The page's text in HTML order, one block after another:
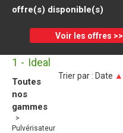
offre(s) disponible(s)
Voir les offres >>
Toutes
nos
gammes
Pulvérisateur
1 Ideal
Trier par : Date ▲